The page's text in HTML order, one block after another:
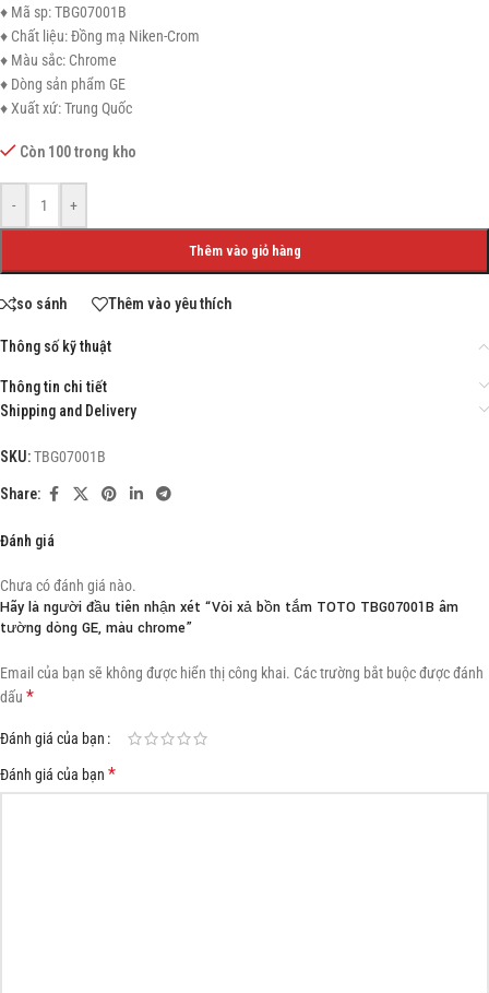
♦ Mã sp: TBG07001B
♦ Chất liệu: Đồng mạ Niken-Crom
♦ Màu sắc: Chrome
♦ Dòng sản phẩm GE
♦ Xuất xứ: Trung Quốc
Còn 100 trong kho
- +
Thêm vào giỏ hàng
so sánh Thêm vào yêu thích
Thông số kỹ thuật
Thông tin chi tiết
Shipping and Delivery
SKU:TBG07001B
Share:
Đánh giá
Chưa có đánh giá nào.
Hãy là người đầu tiên nhận xét “Vòi xả bồn tắm TOTO TBG07001B âm
tường dòng GE, màu chrome”
Email của bạn sẽ không được hiển thị công khai. Các trường bắt buộc được đánh
dấu *
Đánh giá của bạn
Đánh giá của bạn *